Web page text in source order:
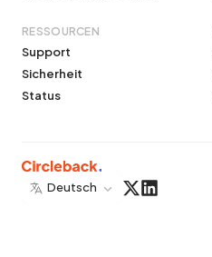
RESSOURCEN
Support
Sicherheit
Status
Deutsch